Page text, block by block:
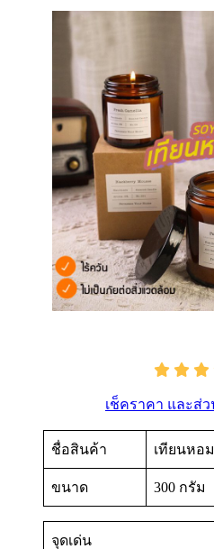
เช็คราคา และส่ว
ชื่อสินค้า เทียนหอม
ขนาด 300 กรัม
จุดเด่น